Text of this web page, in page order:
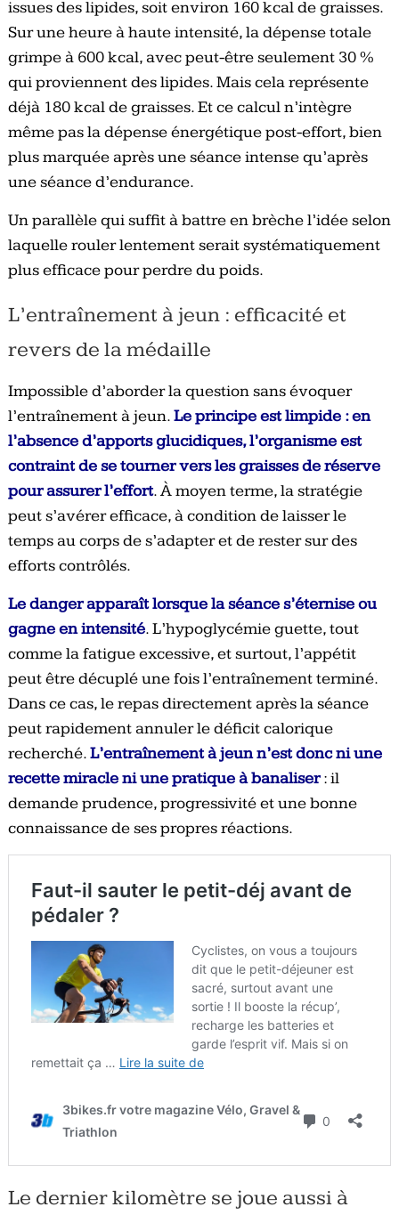
issues des lipides, soit environ 160 kcal de graisses.
Sur une heure à haute intensité, la dépense totale
grimpe à 600 kcal, avec peut-être seulement 30 %
qui proviennent des lipides. Mais cela représente
déjà 180 kcal de graisses. Et ce calcul n’intègre
même pas la dépense énergétique post-effort, bien
plus marquée après une séance intense qu’après
une séance d’endurance.
Un parallèle qui suffit à battre en brèche l’idée selon
laquelle rouler lentement serait systématiquement
plus efficace pour perdre du poids.
L’entraînement à jeun : efficacité et
revers de la médaille
Impossible d’aborder la question sans évoquer
l’entraînement à jeun.Le principe est limpide : en
l’absence d’apports glucidiques, l’organisme est
contraint de se tourner vers les graisses de réserve
pour assurer l’effort. À moyen terme, la stratégie
peut s’avérer efficace, à condition de laisser le
temps au corps de s’adapter et de rester sur des
efforts contrôlés.
Le danger apparaît lorsque la séance s’éternise ou
gagne en intensité. L’hypoglycémie guette, tout
comme la fatigue excessive, et surtout, l’appétit
peut être décuplé une fois l’entraînement terminé.
Dans ce cas, le repas directement après la séance
peut rapidement annuler le déficit calorique
recherché.L’entraînement à jeun n’est donc ni une
recette miracle ni une pratique à banaliser: il
demande prudence, progressivité et une bonne
connaissance de ses propres réactions.
Le dernier kilomètre se joue aussi à